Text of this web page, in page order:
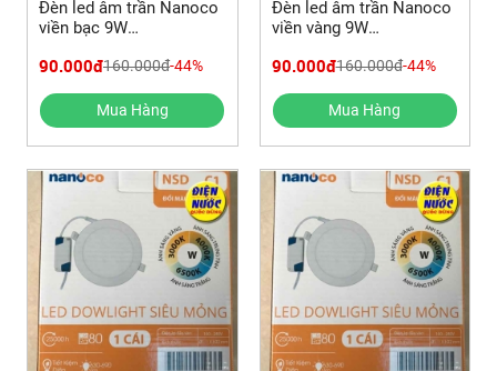
Đèn led âm trần Nanoco
viền bạc 9W
90.000đ160.000đ-44%
Mua Hàng
Đèn led âm trần Nanoco
viền vàng 9W
90.000đ160.000đ-44%
Mua Hàng